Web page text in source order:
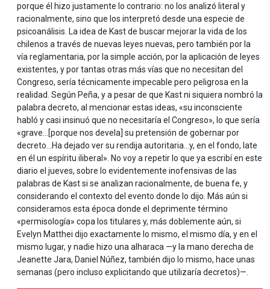
porque él hizo justamente lo contrario: no los analizó literal y
racionalmente, sino que los interpretó desde una especie de
psicoanálisis. La idea de Kast de buscar mejorar la vida de los
chilenos a través de nuevas leyes nuevas, pero también por la
vía reglamentaria, por la simple acción, por la aplicación de leyes
existentes, y por tantas otras más vías que no necesitan del
Congreso, sería técnicamente impecable pero peligrosa en la
realidad. Según Peña, y a pesar de que Kast ni siquiera nombró la
palabra decreto, al mencionar estas ideas, «su inconsciente
habló y casi insinuó que no necesitaría el Congreso», lo que sería
«grave…[porque nos devela] su pretensión de gobernar por
decreto…Ha dejado ver su rendija autoritaria…y, en el fondo, late
en él un espíritu iliberal». No voy a repetir lo que ya escribí en este
diario el jueves, sobre lo evidentemente inofensivas de las
palabras de Kast si se analizan racionalmente, de buena fe, y
considerando el contexto del evento donde lo dijo. Más aún si
consideramos esta época donde el deprimente término
«permisología» copa los titulares y, más doblemente aún, si
Evelyn Matthei dijo exactamente lo mismo, el mismo día, y en el
mismo lugar, y nadie hizo una alharaca —y la mano derecha de
Jeanette Jara, Daniel Núñez, también dijo lo mismo, hace unas
semanas (pero incluso explicitando que utilizaría decretos)—.